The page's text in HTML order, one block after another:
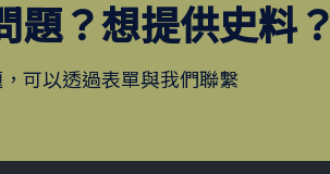
題？想提供史料？
可以透過表單與我們聯繫